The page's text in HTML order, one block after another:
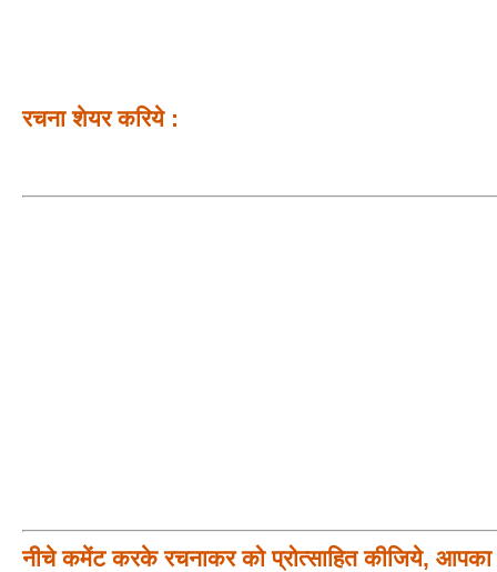
रचना शेयर करिये :
नीचे कमेंट करके रचनाकर को प्रोत्साहित कीजिये, आपका